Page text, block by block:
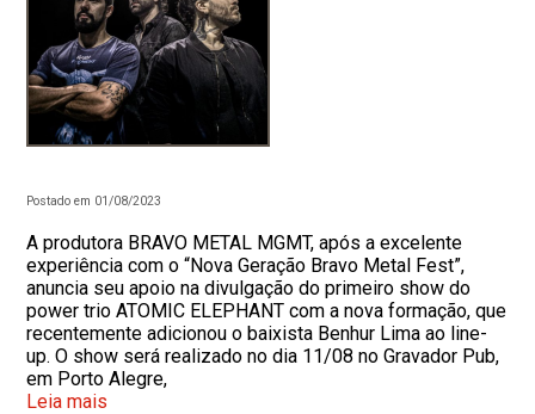
Postado em 01/08/2023
A produtora BRAVO METAL MGMT, após a excelente
experiência com o “Nova Geração Bravo Metal Fest”,
anuncia seu apoio na divulgação do primeiro show do
power trio ATOMIC ELEPHANT com a nova formação, que
recentemente adicionou o baixista Benhur Lima ao line-
up. O show será realizado no dia 11/08 no Gravador Pub,
em Porto Alegre,
Leia mais